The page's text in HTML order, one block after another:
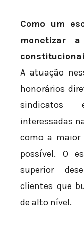
Como um
monetizar
A atuação
honorários
sindicatos
interessadas
como a maior
possível. O
superior
clientes que
de alto nível.